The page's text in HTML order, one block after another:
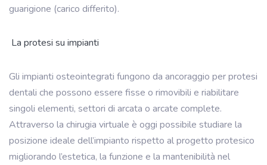
guarigione (carico differito).
La protesi su impianti
Gli impianti osteointegrati fungono da ancoraggio per protesi
dentali che possono essere fisse o rimovibili e riabilitare
singoli elementi, settori di arcata o arcate complete.
Attraverso la chirugia virtuale è oggi possibile studiare la
posizione ideale dell’impianto rispetto al progetto protesico
migliorando l’estetica, la funzione e la mantenibilità nel